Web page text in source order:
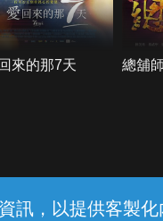
訊，以提供客製
來的那7天 總舖師